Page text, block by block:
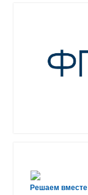
Решаем вместе